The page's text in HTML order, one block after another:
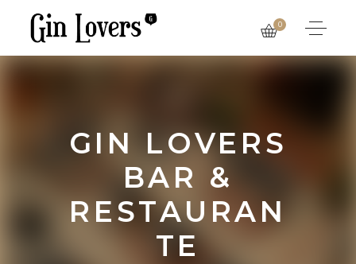
0
GIN LOVERS
BAR &
RESTAURAN
TE